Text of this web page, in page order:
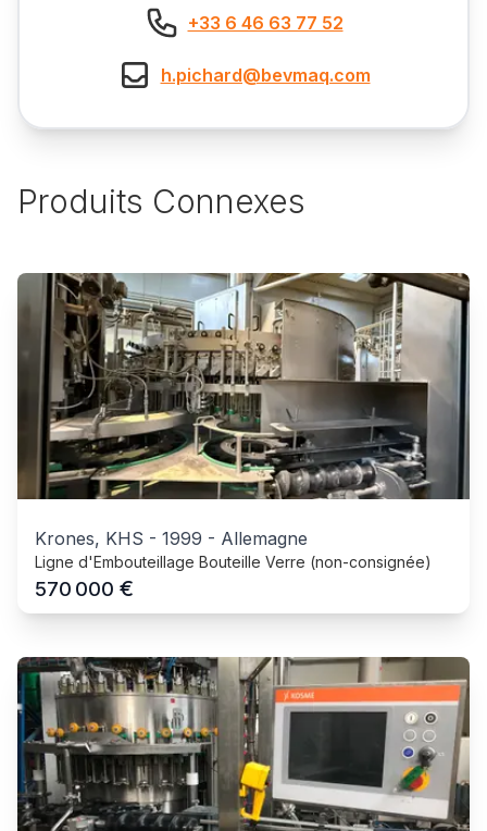
+33 6 46 63 77 52
h.pichard@bevmaq.com
Produits Connexes
Krones, KHS - 1999 - Allemagne
Ligne d'Embouteillage Bouteille Verre (non-consignée)
570 000 €